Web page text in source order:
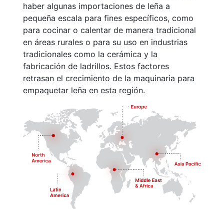
haber algunas importaciones de leña a
pequeña escala para fines específicos, como
para cocinar o calentar de manera tradicional
en áreas rurales o para su uso en industrias
tradicionales como la cerámica y la
fabricación de ladrillos. Estos factores
retrasan el crecimiento de la maquinaria para
empaquetar leña en esta región.